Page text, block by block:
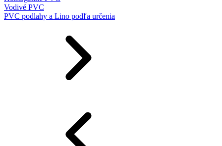
Vodivé PVC
PVC podlahy a Lino podľa určenia